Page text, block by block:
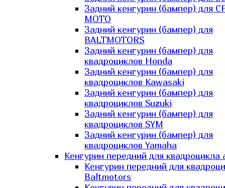
Задний кенгурин (бампер) для
MOTO
Задний кенгурин (бампер) для
BALTMOTORS
Задний кенгурин (бампер) для
квадроциклов Honda
Задний кенгурин (бампер) для
квадроциклов Kawasaki
Задний кенгурин (бампер) для
квадроциклов Suzuki
Задний кенгурин (бампер) для
квадроциклов SYM
Задний кенгурин (бампер) для
квадроциклов Yamaha
Кенгурин передний для квадроцикла
Кенгурин передний для
Baltmotors